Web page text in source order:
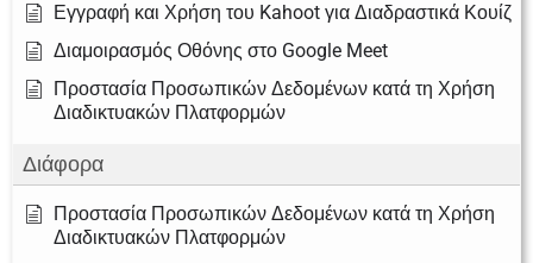
Εγγραφή και Χρήση του Kahoot για Διαδραστικά Κουίζ
Διαμοιρασμός Οθόνης στο Google Meet
Προστασία Προσωπικών Δεδομένων κατά τη Χρήση
Διαδικτυακών Πλατφορμών
Διάφορα
Προστασία Προσωπικών Δεδομένων κατά τη Χρήση
Διαδικτυακών Πλατφορμών